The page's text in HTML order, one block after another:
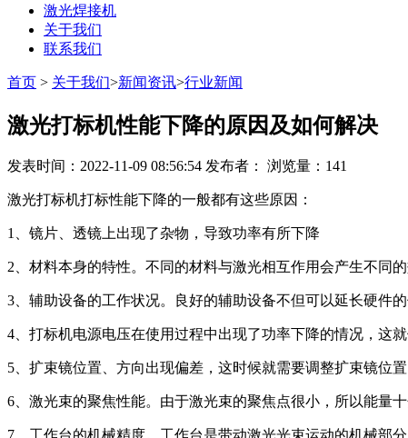
激光焊接机
关于我们
联系我们
首页 > 关于我们>新闻资讯>行业新闻
激光打标机性能下降的原因及如何解决
发表时间：2022-11-09 08:56:54 发布者： 浏览量：141
激光打标机打标性能下降的一般都有这些原因：
1、镜片、透镜上出现了杂物，导致功率有所下降
2、材料本身的特性。不同的材料与激光相互作用会产生不同
3、辅助设备的工作状况。良好的辅助设备不但可以延长硬件
4、打标机电源电压在使用过程中出现了功率下降的情况，这
5、扩束镜位置、方向出现偏差，这时候就需要调整扩束镜位置
6、激光束的聚焦性能。由于激光束的聚焦点很小，所以能量